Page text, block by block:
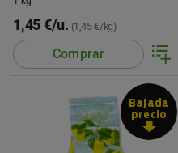
1,45 €/u. (1,45 €/kg)
Comprar
Bajada
precio